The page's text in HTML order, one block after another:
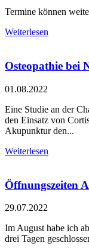
Termine können
Weiterlesen
Osteopathie bei
01.08.2022
Eine Studie an der
den Einsatz von
Akupunktur den...
Weiterlesen
Öffnungszeiten
29.07.2022
Im August habe ich
drei Tagen